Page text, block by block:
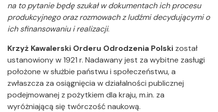
na to pytanie będę szukał w dokumentach ich procesu
produkcyjnego oraz rozmowach z ludźmi decydującymi o
ich sfinansowaniu i realizacji.
Krzyż Kawalerski Orderu Odrodzenia Polski został
ustanowiony w 1921 r. Nadawany jest za wybitne zasługi
położone w służbie państwu i społeczeństwu, a
zwłaszcza za osiągnięcia w działalności publicznej
podejmowanej z pożytkiem dla kraju, m.in. za
wyróżniającą się twórczość naukową.